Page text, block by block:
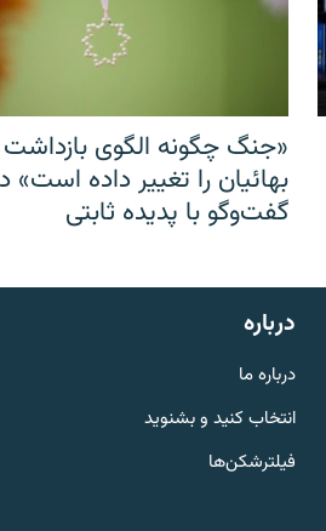
«جنگ چگونه الگوی بازداشت
بهائیان را تغییر داده است»
گفت‌وگو با پدیده ثابتی
درباره
درباره ما
انتخاب کنید و بشنوید
فیلترشکن‌ها